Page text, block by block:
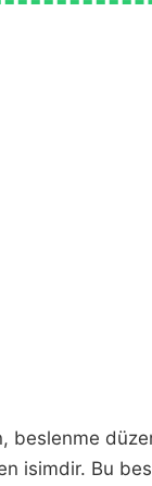
beslenme
isimdir. Bu